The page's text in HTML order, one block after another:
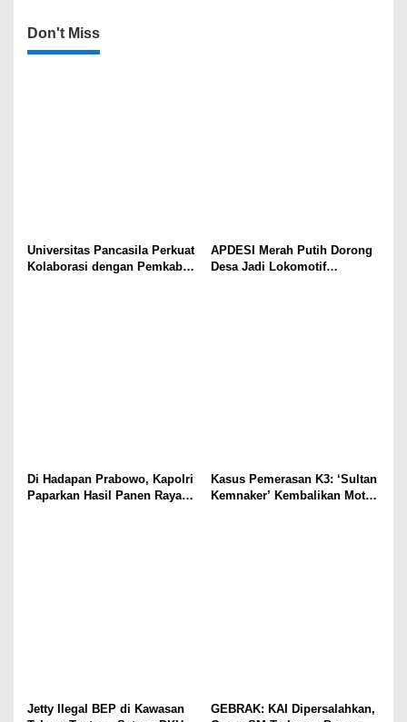
Don't Miss
Universitas Pancasila Perkuat
Kolaborasi dengan Pemkab
APDESI Merah Putih Dorong
Desa Jadi Lokomotif
Di Hadapan Prabowo, Kapolri
Paparkan Hasil Panen Raya
Kasus Pemerasan K3: ‘Sultan
Kemnaker’ Kembalikan Motor
Jetty Ilegal BEP di Kawasan
GEBRAK: KAI Dipersalahkan,